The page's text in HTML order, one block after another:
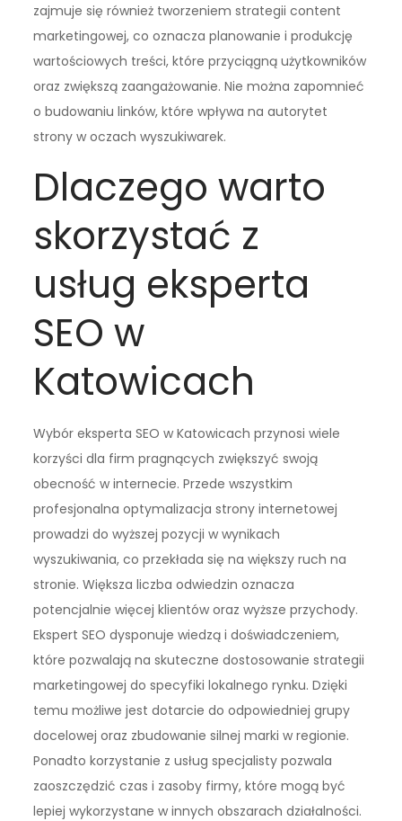
zajmuje się również tworzeniem strategii content
marketingowej, co oznacza planowanie i produkcję
wartościowych treści, które przyciągną użytkowników
oraz zwiększą zaangażowanie. Nie można zapomnieć
o budowaniu linków, które wpływa na autorytet
strony w oczach wyszukiwarek.
Dlaczego warto
skorzystać z
usług eksperta
SEO w
Katowicach
Wybór eksperta SEO w Katowicach przynosi wiele
korzyści dla firm pragnących zwiększyć swoją
obecność w internecie. Przede wszystkim
profesjonalna optymalizacja strony internetowej
prowadzi do wyższej pozycji w wynikach
wyszukiwania, co przekłada się na większy ruch na
stronie. Większa liczba odwiedzin oznacza
potencjalnie więcej klientów oraz wyższe przychody.
Ekspert SEO dysponuje wiedzą i doświadczeniem,
które pozwalają na skuteczne dostosowanie strategii
marketingowej do specyfiki lokalnego rynku. Dzięki
temu możliwe jest dotarcie do odpowiedniej grupy
docelowej oraz zbudowanie silnej marki w regionie.
Ponadto korzystanie z usług specjalisty pozwala
zaoszczędzić czas i zasoby firmy, które mogą być
lepiej wykorzystane w innych obszarach działalności.